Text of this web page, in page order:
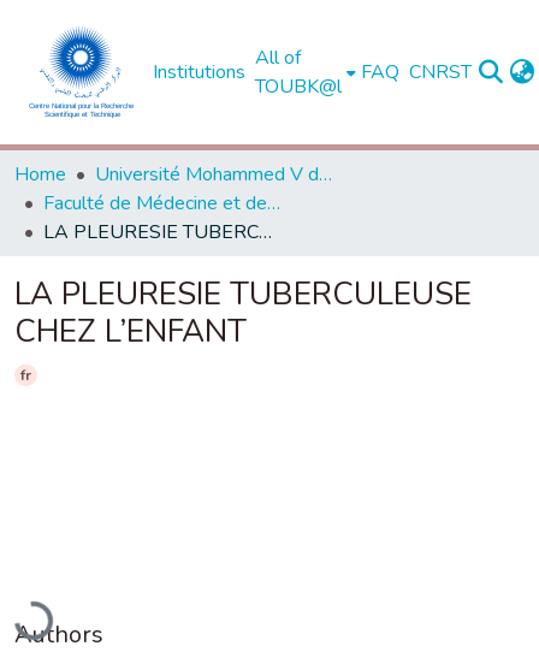
Institutions
All of
TOUBK@l
FAQ CNRST
Home
Université Mohammed V de Rabat
Faculté de Médecine et de Pharmacie - Rabat
LA PLEURESIE TUBERCULEUSE CHEZ L’ENFANT
LA PLEURESIE TUBERCULEUSE
CHEZ L’ENFANT
fr
Authors